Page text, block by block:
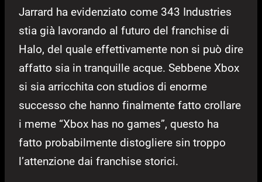
Jarrard ha evidenziato come 343 Industries
stia già lavorando al futuro del franchise di
Halo, del quale effettivamente non si può dire
affatto sia in tranquille acque. Sebbene Xbox
si sia arricchita con studios di enorme
successo che hanno finalmente fatto crollare
i meme “Xbox has no games”, questo ha
fatto probabilmente distogliere sin troppo
l’attenzione dai franchise storici.